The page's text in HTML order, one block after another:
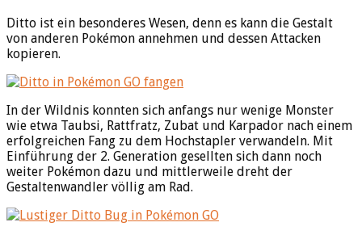
Ditto ist ein besonderes Wesen, denn es kann die Gestalt
von anderen Pokémon annehmen und dessen Attacken
kopieren.
In der Wildnis konnten sich anfangs nur wenige Monster
wie etwa Taubsi, Rattfratz, Zubat und Karpador nach einem
erfolgreichen Fang zu dem Hochstapler verwandeln. Mit
Einführung der 2. Generation gesellten sich dann noch
weiter Pokémon dazu und mittlerweile dreht der
Gestaltenwandler völlig am Rad.